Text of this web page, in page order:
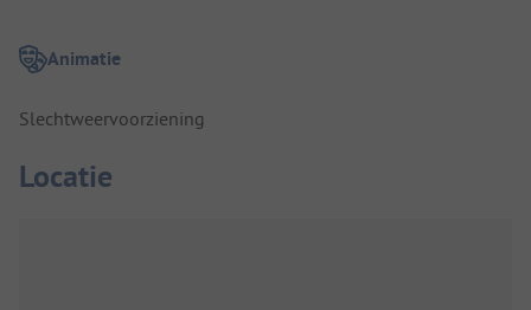
Animatie
Slechtweervoorziening
Locatie